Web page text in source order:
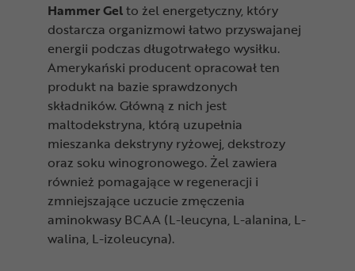
Hammer Gelto żel energetyczny, który
dostarcza organizmowi łatwo przyswajanej
energii podczas długotrwałego wysiłku.
Amerykański producent opracował ten
produkt na bazie sprawdzonych
składników. Główną z nich jest
maltodekstryna, którą uzupełnia
mieszanka dekstryny ryżowej, dekstrozy
oraz soku winogronowego. Żel zawiera
również pomagające w regeneracji i
zmniejszające uczucie zmęczenia
aminokwasy BCAA (L-leucyna, L-alanina, L-
walina, L-izoleucyna).